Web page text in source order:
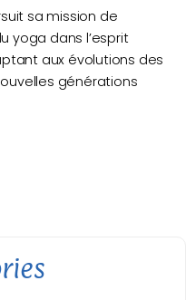
sa mission de
yoga dans l’esprit
aux évolutions des
générations